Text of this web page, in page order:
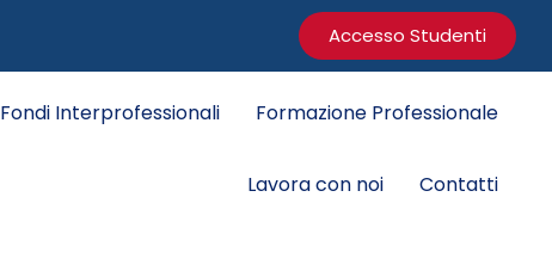
Accesso Studenti
Fondi Interprofessionali Formazione Professionale
Lavora con noi Contatti